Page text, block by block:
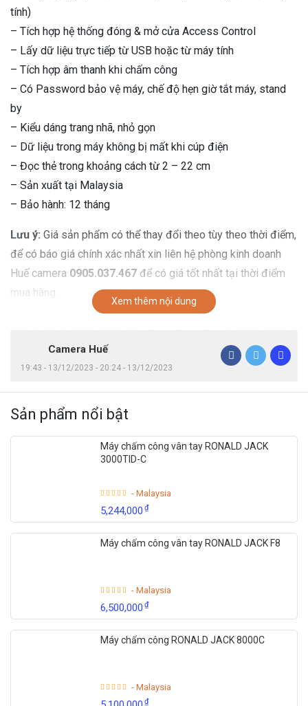
tính)
– Tích hợp hệ thống đóng & mở cửa Access Control
– Lấy dữ liệu trực tiếp từ USB hoặc từ máy tính
– Tích hợp âm thanh khi chấm công
– Có Password bảo vệ máy, chế độ hẹn giờ tắt máy, stand
by
– Kiểu dáng trang nhã, nhỏ gọn
– Dữ liệu trong máy không bị mất khi cúp điện
– Đọc thẻ trong khoảng cách từ 2 – 22 cm
– Sản xuất tại Malaysia
– Bảo hành: 12 tháng
Lưu ý: Giá sản phẩm có thể thay đổi theo tùy theo thời điểm,
để có báo giá chính xác nhất xin liên hệ phòng kinh doanh
Huế camera 0905.037.467 để có giá tốt nhất tại thời điểm
mua hàng.
Xem thêm nội dung
Camera Huế
19:43 - 13/12/2023 - 20:24 - 13/12/2023
Sản phẩm nổi bật
Máy chấm công vân tay RONALD JACK
3000TID-C
- Malaysia
5,244,000₫
Máy chấm công vân tay RONALD JACK F8
- Malaysia
6,500,000₫
Máy chấm công RONALD JACK 8000C
- Malaysia
₫